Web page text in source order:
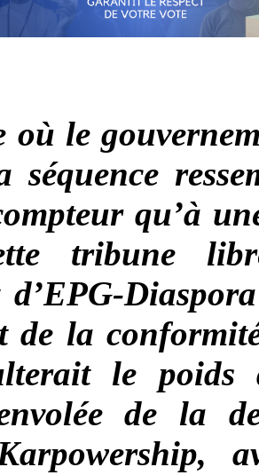
où le
séquence
qu’à
tribune
d’EPG-
de la
le poids
de la